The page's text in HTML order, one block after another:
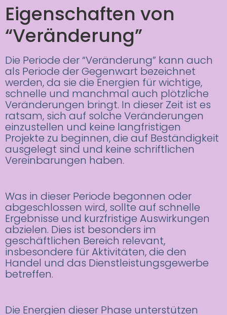
Eigenschaften von
“Veränderung”
Die Periode der “Veränderung” kann auch
als Periode der Gegenwart bezeichnet
werden, da sie die Energien für wichtige,
schnelle und manchmal auch plötzliche
Veränderungen bringt. In dieser Zeit ist es
ratsam, sich auf solche Veränderungen
einzustellen und keine langfristigen
Projekte zu beginnen, die auf Beständigkeit
ausgelegt sind und keine schriftlichen
Vereinbarungen haben.
Was in dieser Periode begonnen oder
abgeschlossen wird, sollte auf schnelle
Ergebnisse und kurzfristige Auswirkungen
abzielen. Dies ist besonders im
geschäftlichen Bereich relevant,
insbesondere für Aktivitäten, die den
Handel und das Dienstleistungsgewerbe
betreffen.
Die Energien dieser Phase unterstützen